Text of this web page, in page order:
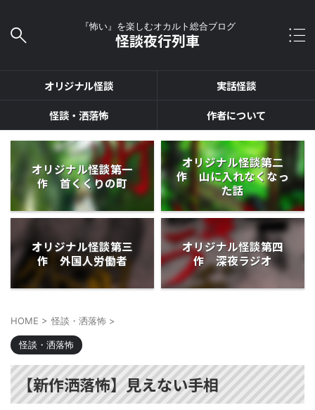
『怖い』を楽しむオカルト総合ブログ
怪談夜行列車
オリジナル怪談
実話怪談
怪談・洒落怖
作者について
オリジナル怪談第一
作 首くくりの町
オリジナル怪談第二
作 山に入れなくなっ
た話
オリジナル怪談第三
作 外国人労働者
オリジナル怪談第四
作 深夜ラジオ
HOME > 怪談・洒落怖 >
怪談・洒落怖
【新作洒落怖】見えない手相